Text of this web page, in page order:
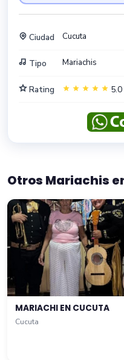
Ciudad Cucuta
Tipo Mariachis
Rating 5.0
Otros Mariachis
MARIACHI EN CUCUTA
Cucuta